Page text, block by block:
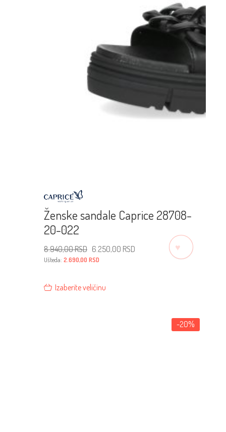
Ženske sandale Caprice 28708-
20-022
8.940,00RSD Originalna
cena
je
bila:
8.940,00 RSD.
6.250,00 RSD
6.250,00 RSD.
Ušteda: 2.690,00 RSD
Izaberite veličinu
-20%